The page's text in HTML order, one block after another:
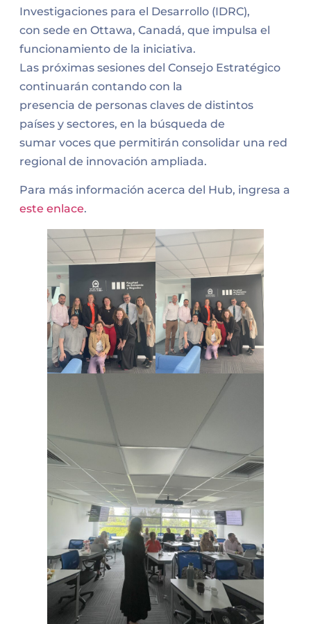
Investigaciones para el Desarrollo (IDRC),
con sede en Ottawa, Canadá, que impulsa el
funcionamiento de la iniciativa.
Las próximas sesiones del Consejo Estratégico
continuarán contando con la
presencia de personas claves de distintos
países y sectores, en la búsqueda de
sumar voces que permitirán consolidar una red
regional de innovación ampliada.
Para más información acerca del Hub, ingresa a
este enlace.